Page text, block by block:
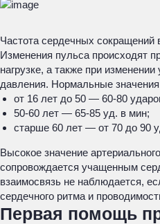
Частота сердечных сокращений
Изменения пульса происходят
нагрузке, а также при изменении
давления. Нормальные значения
от 16 лет до 50 — 60-80
50-60 лет — 65-85 уд. в мин;
старше 60 лет — от 70 до 90
Высокое значение
сопровождается учащенным
взаимосвязь не наблюдается,
сердечного ритма и
Первая помощь